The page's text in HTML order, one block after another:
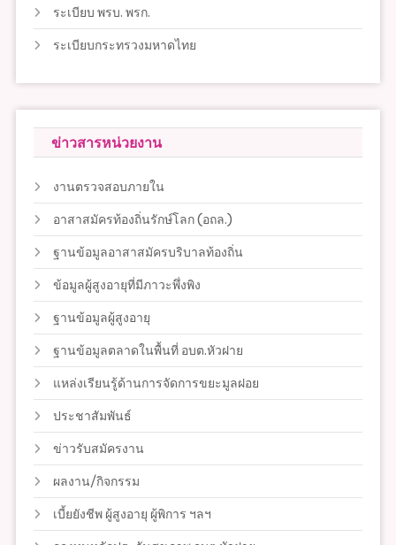
ระเบียบ พรบ. พรก.
ระเบียบกระทรวงมหาดไทย
ข่าวสารหน่วยงาน
งานตรวจสอบภายใน
อาสาสมัครท้องถิ่นรักษ์โลก (อถล.)
ฐานข้อมูลอาสาสมัครบริบาลท้องถิ่น
ข้อมูลผู้สูงอายุที่มีภาวะพึ่งพิง
ฐานข้อมูลผู้สูงอายุ
ฐานข้อมูลตลาดในพื้นที่ อบต.หัวฝาย
แหล่งเรียนรู้ด้านการจัดการขยะมูลฝอย
ประชาสัมพันธ์
ข่าวรับสมัครงาน
ผลงาน/กิจกรรม
เบี้ยยังชีพ ผู้สูงอายุ ผู้พิการ ฯลฯ